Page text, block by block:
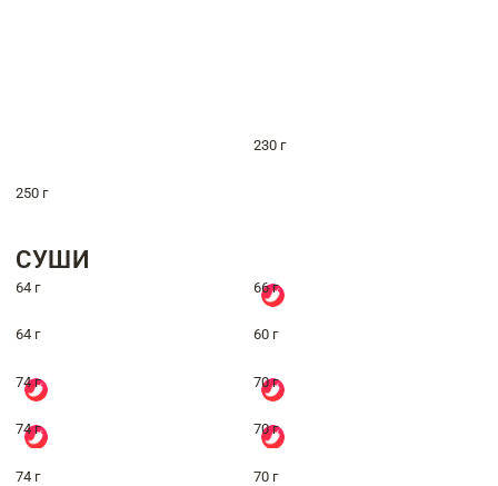
230 г
250 г
СУШИ
64 г 66 г
64 г 60 г
74 г 70 г
74 г 70 г
74 г 70 г